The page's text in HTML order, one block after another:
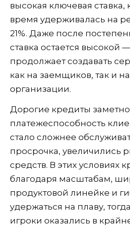
высокая ключевая ставка,
время удерживалась на
21%. Даже после
ставка остается высокой —
продолжает создавать
как на заемщиков, так и
организации.
Дорогие кредиты
платежеспособность
стало сложнее
просрочка, увеличились
средств. В этих условиях
благодаря масштабам,
продуктовой линейке и
удержаться на плаву,
игроки оказались в